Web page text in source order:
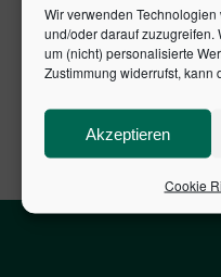
Wir verwenden
und/oder darauf zuzugreifen.
um (nicht) personalisierte
Zustimmung widerrufst, kann
Akzeptieren
Cookie